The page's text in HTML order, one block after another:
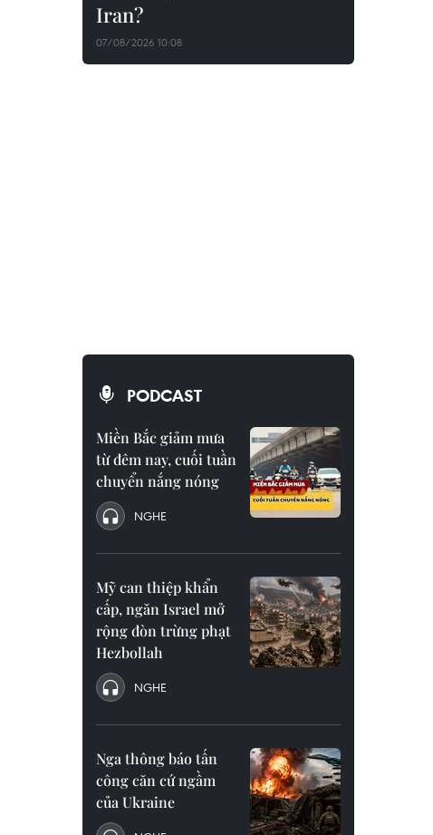
Iran?
07/08/2026 10:08
PODCAST
Miền Bắc giảm mưa
từ đêm nay, cuối tuần
chuyển nắng nóng
NGHE
Mỹ can thiệp khẩn
cấp, ngăn Israel mở
rộng đòn trừng phạt
Hezbollah
NGHE
Nga thông báo tấn
công căn cứ ngầm
của Ukraine